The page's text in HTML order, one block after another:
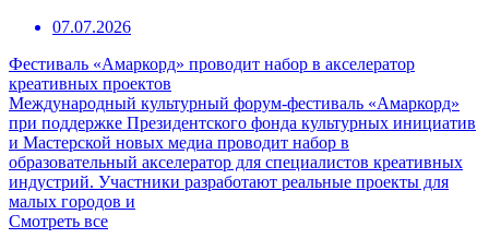
07.07.2026
Фестиваль «Амаркорд» проводит набор в акселератор
креативных проектов
Международный культурный форум-фестиваль «Амаркорд»
при поддержке Президентского фонда культурных инициатив
и Мастерской новых медиа проводит набор в
образовательный акселератор для специалистов креативных
индустрий. Участники разработают реальные проекты для
малых городов и
Смотреть все